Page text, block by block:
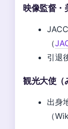
映像監督・
（
引退
観光大使（
出身
（